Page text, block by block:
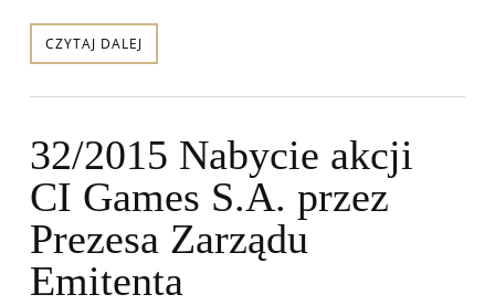
CZYTAJ DALEJ
32/2015 Nabycie akcji
CI Games S.A. przez
Prezesa Zarządu
Emitenta